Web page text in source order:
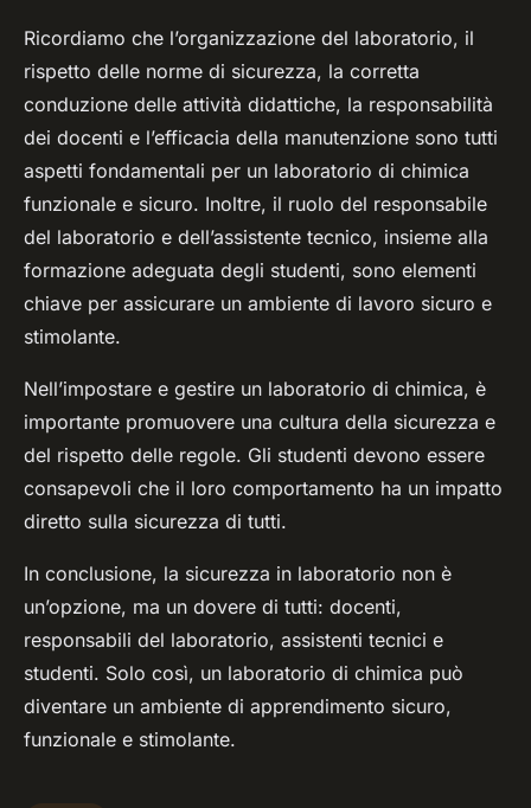
Ricordiamo che l’organizzazione del laboratorio, il
rispetto delle norme di sicurezza, la corretta
conduzione delle attività didattiche, la responsabilità
dei docenti e l’efficacia della manutenzione sono tutti
aspetti fondamentali per un laboratorio di chimica
funzionale e sicuro. Inoltre, il ruolo del responsabile
del laboratorio e dell’assistente tecnico, insieme alla
formazione adeguata degli studenti, sono elementi
chiave per assicurare un ambiente di lavoro sicuro e
stimolante.
Nell’impostare e gestire un laboratorio di chimica, è
importante promuovere una cultura della sicurezza e
del rispetto delle regole. Gli studenti devono essere
consapevoli che il loro comportamento ha un impatto
diretto sulla sicurezza di tutti.
In conclusione, la sicurezza in laboratorio non è
un’opzione, ma un dovere di tutti: docenti,
responsabili del laboratorio, assistenti tecnici e
studenti. Solo così, un laboratorio di chimica può
diventare un ambiente di apprendimento sicuro,
funzionale e stimolante.